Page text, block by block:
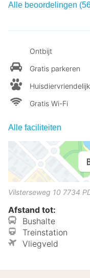
Alle beoordelingen
Ontbijt
Gratis parkeren
Huisdiervriendelijk
Gratis Wi-Fi
Alle faciliteiten
Vilsterseweg 10 7734
Afstand tot:
Bushalte
Treinstation
Vliegveld